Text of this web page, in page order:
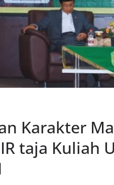
Karakter
taja Kuliah